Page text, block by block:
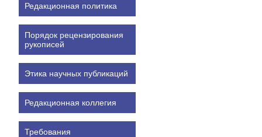
Редакционная политика
Порядок рецензирования
рукописей
Этика научных публикаций
Редакционная коллегия
Требования